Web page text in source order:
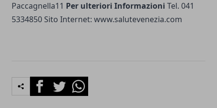
Paccagnella11 Per ulteriori Informazioni Tel. 041
5334850 Sito Internet: www.salutevenezia.com
FacebookTwitterWhatsapp